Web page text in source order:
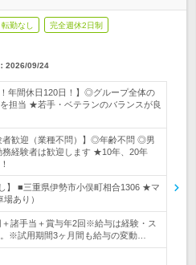
転勤なし 完全週休2日制
2026/09/24
！年間休日120日！】◎グループ全体の
担当 ★若手・ベテランのバランスが良
者歓迎（業種不問）】◎年齢不問 ◎男
経験者は歓迎します ★10年、20年
】 ■三重県伊勢市小俣町相合1306 ★マ
あり）
＋諸手当＋賞与年2回※給与は経験・ス
※試用期間3ヶ月間も給与の変動…